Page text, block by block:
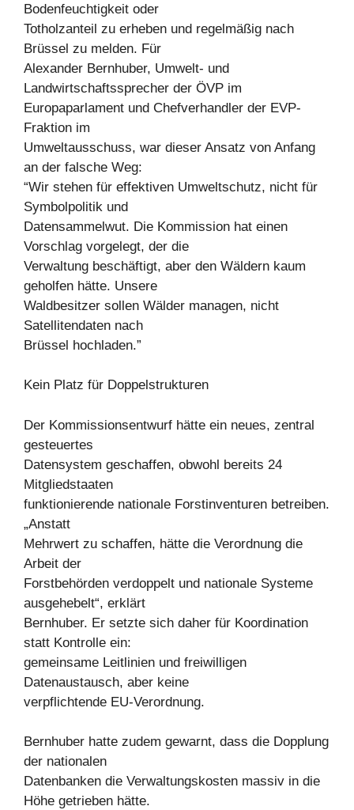
Bodenfeuchtigkeit oder
Totholzanteil zu erheben und regelmäßig nach
Brüssel zu melden. Für
Alexander Bernhuber, Umwelt- und
Landwirtschaftssprecher der ÖVP im
Europaparlament und Chefverhandler der EVP-
Fraktion im
Umweltausschuss, war dieser Ansatz von Anfang
an der falsche Weg:
“Wir stehen für effektiven Umweltschutz, nicht für
Symbolpolitik und
Datensammelwut. Die Kommission hat einen
Vorschlag vorgelegt, der die
Verwaltung beschäftigt, aber den Wäldern kaum
geholfen hätte. Unsere
Waldbesitzer sollen Wälder managen, nicht
Satellitendaten nach
Brüssel hochladen.”
Kein Platz für Doppelstrukturen
Der Kommissionsentwurf hätte ein neues, zentral
gesteuertes
Datensystem geschaffen, obwohl bereits 24
Mitgliedstaaten
funktionierende nationale Forstinventuren betreiben.
„Anstatt
Mehrwert zu schaffen, hätte die Verordnung die
Arbeit der
Forstbehörden verdoppelt und nationale Systeme
ausgehebelt“, erklärt
Bernhuber. Er setzte sich daher für Koordination
statt Kontrolle ein:
gemeinsame Leitlinien und freiwilligen
Datenaustausch, aber keine
verpflichtende EU-Verordnung.
Bernhuber hatte zudem gewarnt, dass die Dopplung
der nationalen
Datenbanken die Verwaltungskosten massiv in die
Höhe getrieben hätte.